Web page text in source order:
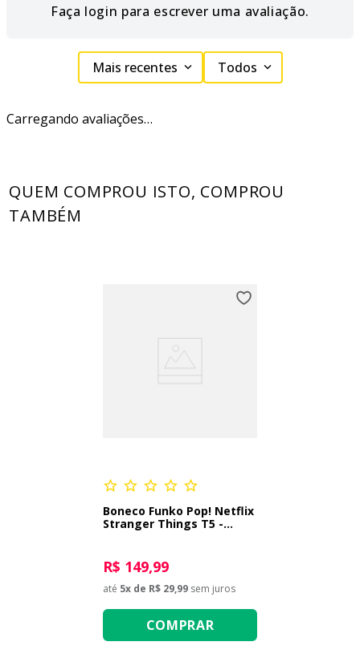
Faça login para escrever uma avaliação.
Mais recentes Todos
Carregando avaliações…
QUEM COMPROU ISTO, COMPROU
TAMBÉM
Boneco Funko Pop! Netflix
Stranger Things T5 -
R$ 149,99
até 5x de R$ 29,99 sem juros
COMPRAR